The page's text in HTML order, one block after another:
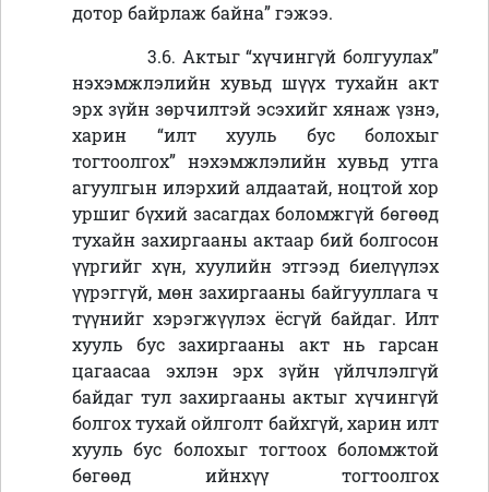
дотор байрлаж байна” гэжээ.
3.6. Актыг “хүчингүй болгуулах”
нэхэмжлэлийн хувьд шүүх тухайн акт
эрх зүйн зөрчилтэй эсэхийг хянаж үзнэ,
харин “илт хууль бус болохыг
тогтоолгох” нэхэмжлэлийн хувьд утга
агуулгын илэрхий алдаатай, ноцтой хор
уршиг бүхий засагдах боломжгүй бөгөөд
тухайн захиргааны актаар бий болгосон
үүргийг хүн, хуулийн этгээд биелүүлэх
үүрэггүй, мөн захиргааны байгууллага ч
түүнийг хэрэгжүүлэх ёсгүй байдаг. Илт
хууль бус захиргааны акт нь гарсан
цагаасаа эхлэн эрх зүйн үйлчлэлгүй
байдаг тул захиргааны актыг хүчингүй
болгох тухай ойлголт байхгүй, харин илт
хууль бус болохыг тогтоох боломжтой
бөгөөд ийнхүү тогтоолгох